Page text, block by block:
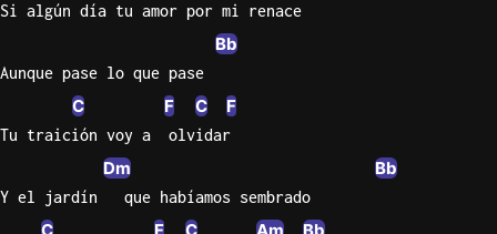
Si algún día tu amor por mi renace
Bb
Aunque pase lo que pase
C F C F
Tu traición voy a  olvidar
Dm Bb
Y el jardín   que habíamos sembrado